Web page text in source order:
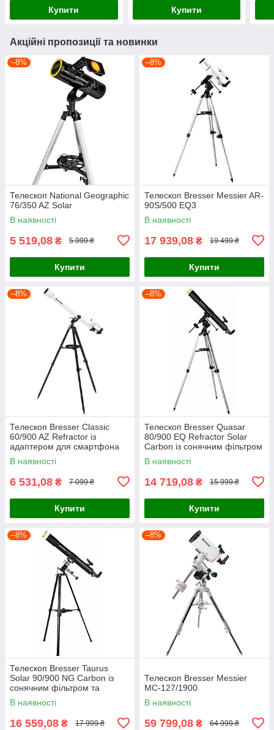
Купити Купити
Акційні пропозиції та новинки
–8%
Телескоп National Geographic
76/350 AZ Solar
В наявності
5 519,08 ₴ 5 999 ₴
Купити
–8%
Телескоп Bresser Messier AR-
90S/500 EQ3
В наявності
17 939,08 ₴ 19 499 ₴
Купити
–8%
Телескоп Bresser Classic
60/900 AZ Refractor із
адаптером для смартфона
(4660900)
В наявності
6 531,08 ₴ 7 099 ₴
Купити
–8%
Телескоп Bresser Quasar
80/900 EQ Refractor Solar
Carbon із сонячним фільтром
та адаптером для
смартфона
В наявності
14 719,08 ₴ 15 999 ₴
Купити
–8%
Телескоп Bresser Taurus
Solar 90/900 NG Carbon із
сонячним фільтром та
адаптером для смартфона
(4512909)
В наявності
16 559,08 ₴ 17 999 ₴
–8%
Телескоп Bresser Messier
MC-127/1900
В наявності
59 799,08 ₴ 64 999 ₴